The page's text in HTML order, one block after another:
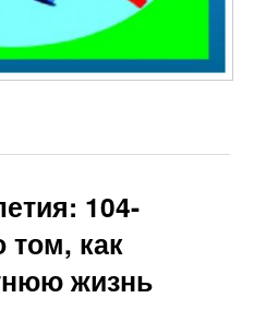
104-
том, как
жизнь